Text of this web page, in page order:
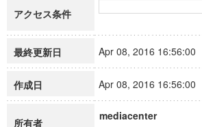
アクセス条件
最終更新日 Apr 08, 2016 16:56:00
作成日 Apr 08, 2016 16:56:00
所有者
mediacenter